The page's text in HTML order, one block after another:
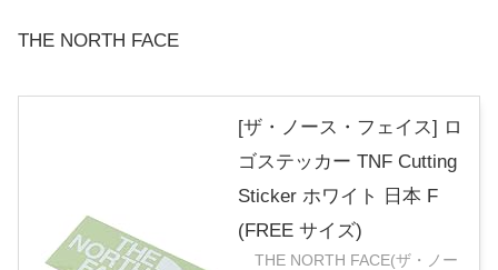
THE NORTH FACE
[ザ・ノース・フェイス] ロ
ゴステッカー TNF Cutting
Sticker ホワイト 日本 F
(FREE サイズ)
THE NORTH FACE(ザ・ノー